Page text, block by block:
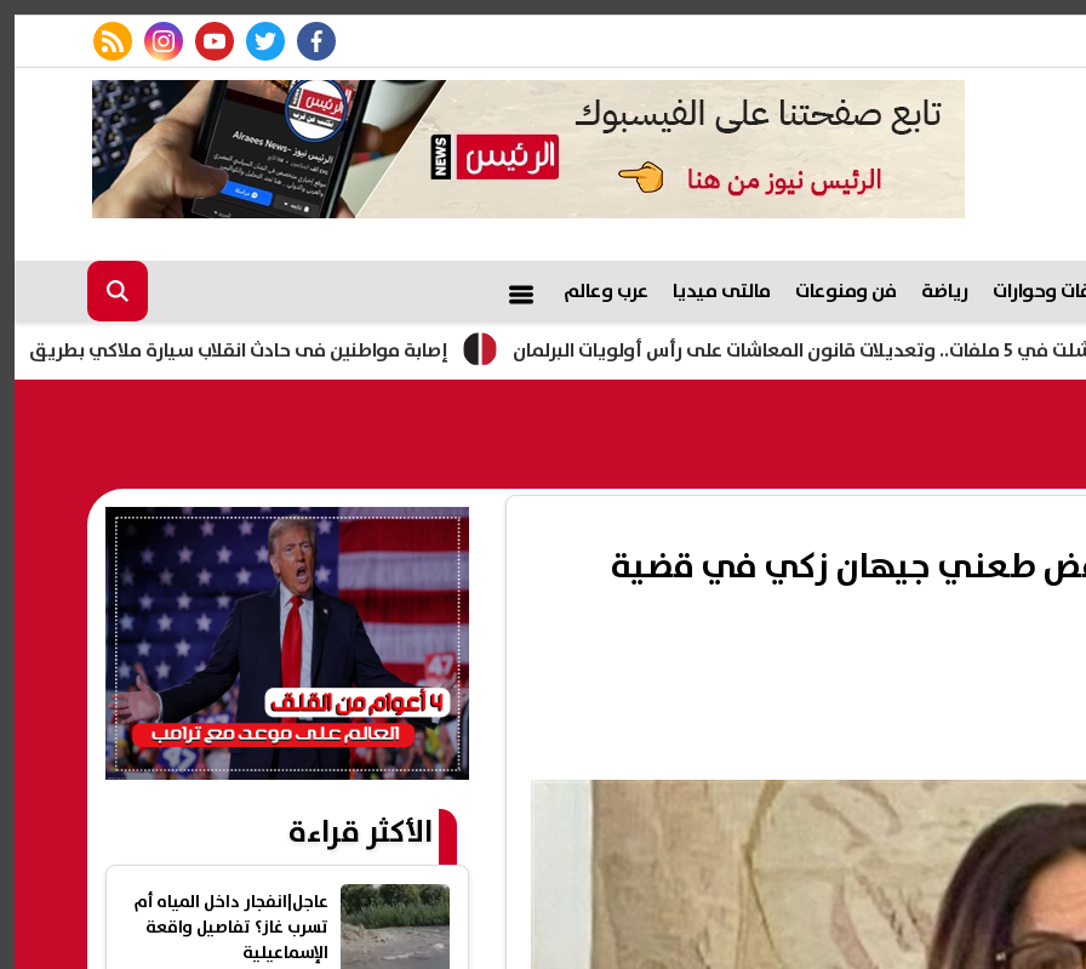
facebook
twitter
youtube
instagram
rss feed
وحوارات رياضة فن ومنوعات مالتى ميديا عرب وعالم
إصابة مواطنين فى حادث انقلاب سيارة ملاكي بطريق أسيوط
طعني جيهان زكي في قضية
الأكثر قراءة
عاجل|انفجار داخل المياه أم
تسرب غاز؟ تفاصيل واقعة
الإسماعيلية